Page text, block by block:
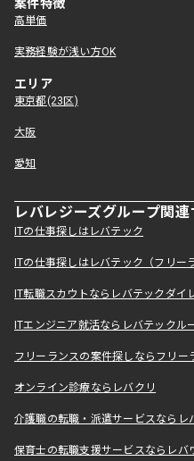
案件特徴
高単価
実務経験が浅い方OK
エリア
東京都(23区)
大阪
愛知
レバレジーズグループ関
ITの仕事探しはレバテック
ITの仕事探しはレバテック（フリー
IT転職スカウトならレバテックダイ
ITエンジニア就活ならレバテックル
フリーランスの案件探しならフリー
オンライン診療ならレバクリ
介護職の転職・派遣サービスならレ
保育士の転職支援サービスならレバ